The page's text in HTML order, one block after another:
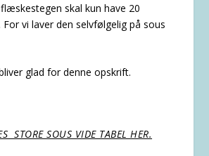
skal kun have 20
vi laver den selvfølgelig på sous
glad for denne opskrift.
STORE SOUS VIDE TABEL HER.